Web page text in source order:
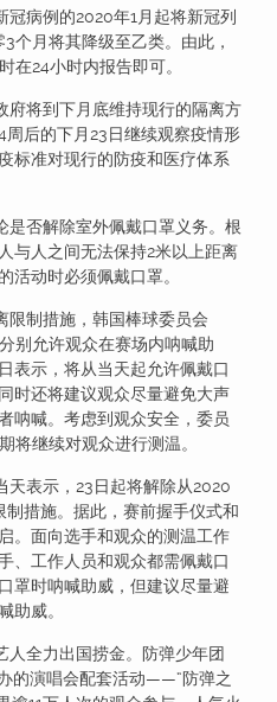
病例的2020年1月起将新冠列
个月将其降级至乙类。由此，
在24小时内报告即可。
将到下月底维持现行的隔离方
后的下月23日继续观察疫情形
标准对现行的防疫和医疗体系
否解除室外佩戴口罩义务。根
与人之间无法保持2米以上距离
活动时必须佩戴口罩。
制措施，韩国棒球委员会
别允许观众在赛场内呐喊助
表示，将从当天起允许佩戴口
时还将建议观众尽量避免大声
呐喊。考虑到观众安全，委员
将继续对观众进行测温。
表示，23日起将解除从2020
措施。据此，赛前握手仪式和
。面向选手和观众的测温工作
、工作人员和观众都需佩戴口
罩时呐喊助威，但建议尽量避
助威。
全力出国捞金。防弹少年团
的演唱会配套活动——“防弹之